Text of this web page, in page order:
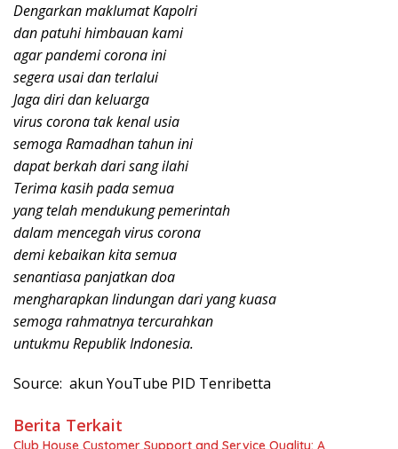
Dengarkan maklumat Kapolri
dan patuhi himbauan kami
agar pandemi corona ini
segera usai dan terlalui
Jaga diri dan keluarga
virus corona tak kenal usia
semoga Ramadhan tahun ini
dapat berkah dari sang ilahi
Terima kasih pada semua
yang telah mendukung pemerintah
dalam mencegah virus corona
demi kebaikan kita semua
senantiasa panjatkan doa
mengharapkan lindungan dari yang kuasa
semoga rahmatnya tercurahkan
untukmu Republik Indonesia.
Source: akun YouTube PID Tenribetta
Berita Terkait
Club House Customer Support and Service Quality: A